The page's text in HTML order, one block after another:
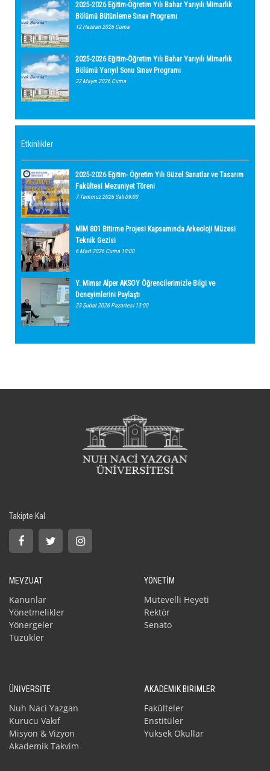
2025-2026 Eğitim-Öğretim Yılı Bahar Yarıyılı Mimarlık
Bölümü Bütünleme Sınav Programı
12 Haziran 2026 Cuma
2025-2026 Eğitim-Öğretim Yılı Bahar Yarıyılı Mimarlık
Bölümü Yarıyıl Sonu Sınav Programı
22 Mayıs 2026 Cuma
Etkinlikler
2025-2026 Eğitim- Öğretim Yılı Güzel Sanatlar ve Tasarım
Fakültesi Mezuniyet Töreni
7 Temmuz 2026 Salı 09:00
MİM 801 Bitirme Projesi Kapsamında Arkeoloji Müzesi
Teknik Gezisi
6 Mart 2026 Cuma 10:00
Y. Mimar Alper AKSOY Öğrencilerimizle Bilgi ve
Deneyimlerini Paylaştı
23 Şubat 2026 Pazartesi 13:00
Takipte Kal
MEVZUAT
Kanunlar
Yönetmelikler
Yönergeler
Tüzükler
YÖNETİM
Mütevelli Heyeti
Rektör
Senato
ÜNİVERSİTE
Nuh Naci Yazgan
Kurucu Vakıf
Misyon & Vizyon
Akademik Takvim
AKADEMİK BİRİMLER
Fakülteler
Enstitüler
Yüksek Okullar